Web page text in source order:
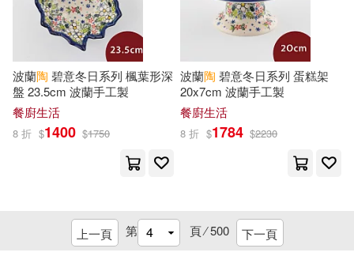
英國兄弟兒童出版公司(12)
貫井ゆな(12) 鄒婧(12)
金波(12) 陶一桃（主編）(12)
陶淵亮(12) 香川元太郎(12)
天津人民出版社(35)
寶島社(35) 文房(35)
易博士出版社(35)
經濟管理出版社(35)
中國書籍出版社(34)
波蘭陶 碧意冬日系列 楓葉形深
盤 23.5cm 波蘭手工製
餐廚生活
8 折 $1400 $1750
波蘭陶 碧意冬日系列 蛋糕架
20x7cm 波蘭手工製
餐廚生活
8 折 $1784 $2230
上一頁 第 頁 ⁄500 下一頁